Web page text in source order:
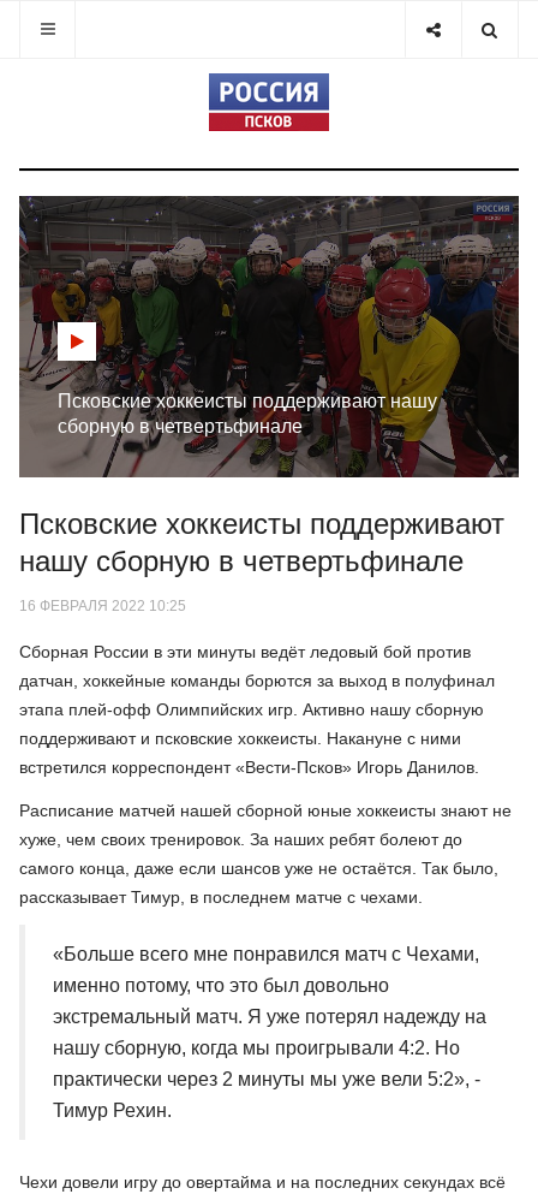
Псковские хоккеисты поддерживают нашу
сборную в четвертьфинале
Псковские хоккеисты поддерживают
нашу сборную в четвертьфинале
16 ФЕВРАЛЯ 2022 10:25
Сборная России в эти минуты ведёт ледовый бой против
датчан, хоккейные команды борются за выход в полуфинал
этапа плей-офф Олимпийских игр. Активно нашу сборную
поддерживают и псковские хоккеисты. Накануне с ними
встретился корреспондент «Вести-Псков» Игорь Данилов.
Расписание матчей нашей сборной юные хоккеисты знают не
хуже, чем своих тренировок. За наших ребят болеют до
самого конца, даже если шансов уже не остаётся. Так было,
рассказывает Тимур, в последнем матче с чехами.
«Больше всего мне понравился матч с Чехами,
именно потому, что это был довольно
экстремальный матч. Я уже потерял надежду на
нашу сборную, когда мы проигрывали 4:2. Но
практически через 2 минуты мы уже вели 5:2», -
Тимур Рехин.
Чехи довели игру до овертайма и на последних секундах всё